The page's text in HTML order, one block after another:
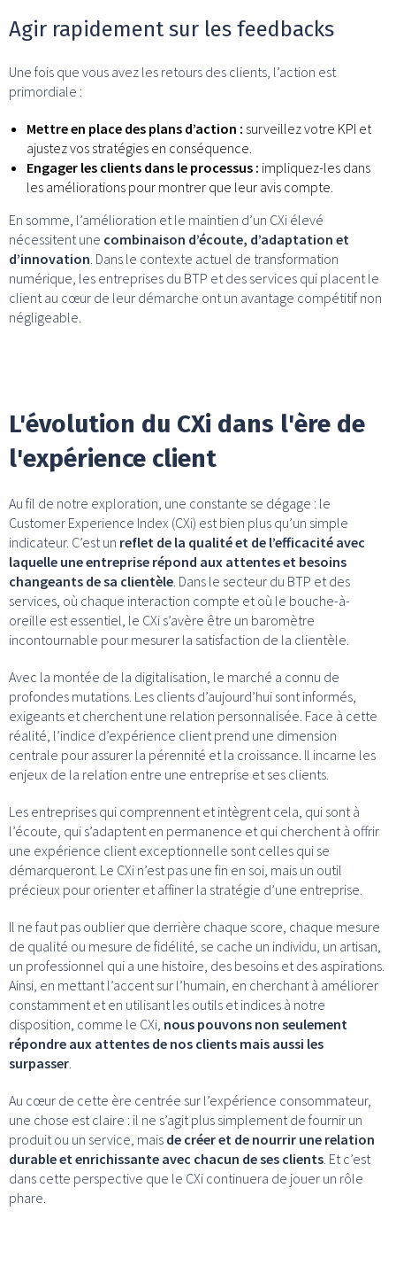
Agir rapidement sur les feedbacks
Une fois que vous avez les retours des clients, l’action est
primordiale :
Mettre en place des plans d’action : surveillez votre KPI et
ajustez vos stratégies en conséquence.
Engager les clients dans le processus : impliquez-les dans
les améliorations pour montrer que leur avis compte.
En somme, l’amélioration et le maintien d’un CXi élevé
nécessitent une combinaison d’écoute, d’adaptation et
d’innovation . Dans le contexte actuel de transformation
numérique, les entreprises du BTP et des services qui placent le
client au cœur de leur démarche ont un avantage compétitif non
négligeable.
L'évolution du CXi dans l'ère de
l'expérience client
Au fil de notre exploration, une constante se dégage : le
Customer Experience Index (CXi) est bien plus qu’un simple
indicateur. C’est un reflet de la qualité et de l’efficacité avec
laquelle une entreprise répond aux attentes et besoins
changeants de sa clientèle . Dans le secteur du BTP et des
services, où chaque interaction compte et où le bouche-à-
oreille est essentiel, le CXi s’avère être un baromètre
incontournable pour mesurer la satisfaction de la clientèle.
Avec la montée de la digitalisation, le marché a connu de
profondes mutations. Les clients d’aujourd’hui sont informés,
exigeants et cherchent une relation personnalisée. Face à cette
réalité, l’indice d’expérience client prend une dimension
centrale pour assurer la pérennité et la croissance. Il incarne les
enjeux de la relation entre une entreprise et ses clients.
Les entreprises qui comprennent et intègrent cela, qui sont à
l’écoute, qui s’adaptent en permanence et qui cherchent à offrir
une expérience client exceptionnelle sont celles qui se
démarqueront. Le CXi n’est pas une fin en soi, mais un outil
précieux pour orienter et affiner la stratégie d’une entreprise.
Il ne faut pas oublier que derrière chaque score, chaque mesure
de qualité ou mesure de fidélité, se cache un individu, un artisan,
un professionnel qui a une histoire, des besoins et des aspirations.
Ainsi, en mettant l’accent sur l’humain, en cherchant à améliorer
constamment et en utilisant les outils et indices à notre
disposition, comme le CXi, nous pouvons non seulement
répondre aux attentes de nos clients mais aussi les
surpasser
Au cœur de cette ère centrée sur l’expérience consommateur,
une chose est claire : il ne s’agit plus simplement de fournir un
produit ou un service, mais de créer et de nourrir une relation
durable et enrichissante avec chacun de ses clients . Et c’est
dans cette perspective que le CXi continuera de jouer un rôle
phare.